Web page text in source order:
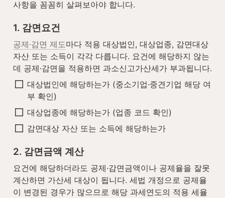
사항을 꼼꼼히 살펴보아야 합니다.
1. 감면요건
공제·감면 제도마다 적용 대상법인, 대상업종, 감면대상
자산 또는 소득이 각각 다릅니다. 요건에 해당하지 않는
데 공제·감면을 적용하면 과소신고가산세가 부과됩니다.
대상법인에 해당하는가 (중소기업·중견기업 해당 여
부 확인)
대상업종에 해당하는가 (업종 코드 확인)
감면대상 자산 또는 소득에 해당하는가
2. 감면금액 계산
요건에 해당하더라도 공제·감면금액이나 공제율을 잘못
계산하면 가산세 대상이 됩니다. 세법 개정으로 공제율
이 변경된 경우가 많으므로 해당 과세연도의 적용 세율